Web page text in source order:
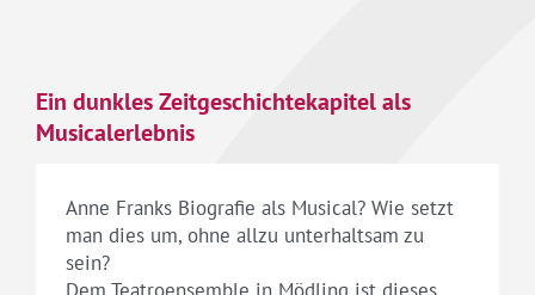
Ein dunkles Zeitgeschichtekapitel als
Musicalerlebnis
Anne Franks Biografie als Musical? Wie setzt
man dies um, ohne allzu unterhaltsam zu
sein?